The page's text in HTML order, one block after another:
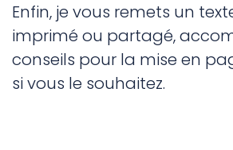
Enfin, je vous remets un
imprimé ou partagé,
conseils pour la mise en
si vous le souhaitez.